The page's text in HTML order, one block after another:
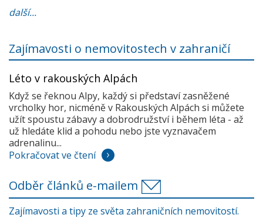
další...
Zajímavosti o nemovitostech v zahraničí
Léto v rakouských Alpách
Když se řeknou Alpy, každý si představí zasněžené
vrcholky hor, nicméně v Rakouských Alpách si můžete
užít spoustu zábavy a dobrodružství i během léta - až
už hledáte klid a pohodu nebo jste vyznavačem
adrenalinu...
Pokračovat ve čtení
Odběr článků e-mailem
Zajímavosti a tipy ze světa zahraničních nemovitostí.